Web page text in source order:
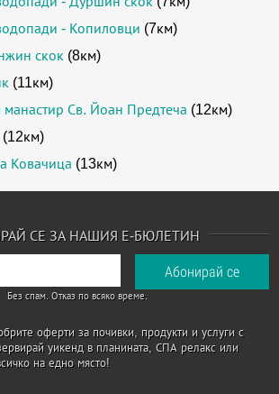
- Копиловци (7км)
скок (8км)
(11км)
Св. Йоан Предтеча (12км)
(12км)
Ковачица (13км)
СЕ ЗА НАШИЯ Е-БЮЛЕТИН
Без спам. Отказ по всяко време.
оферти за почивки, продукти и услуги с
уикенд в планината, СПА релакс или
на едно място!